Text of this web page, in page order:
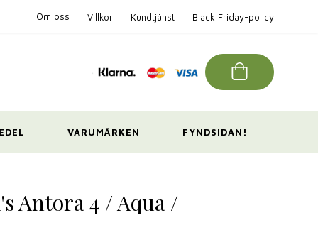
Om oss Villkor Kundtjänst Black Friday-policy
VARUMÄRKEN FYNDSIDAN!
Antora 4 / Aqua /